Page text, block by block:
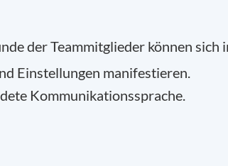
der Teammitglieder können sich
Einstellungen manifestieren.
Kommunikationssprache.